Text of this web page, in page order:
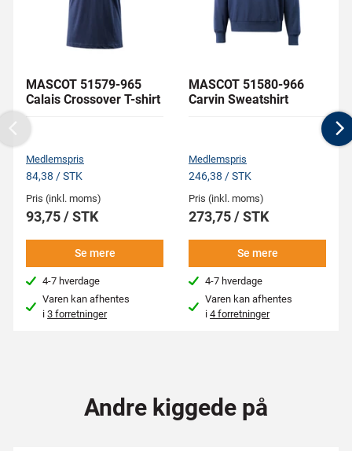
MASCOT 51579-965
Calais Crossover T-shirt
Medlemspris
84,38 / STK
Pris (inkl. moms)
93,75 / STK
Se mere
4-7 hverdage
Varen kan afhentes
i3 forretninger
MASCOT 51580-966
Carvin Sweatshirt
Medlemspris
246,38 / STK
Pris (inkl. moms)
273,75 / STK
Se mere
4-7 hverdage
Varen kan afhentes
i4 forretninger
Previous
Andre kiggede på